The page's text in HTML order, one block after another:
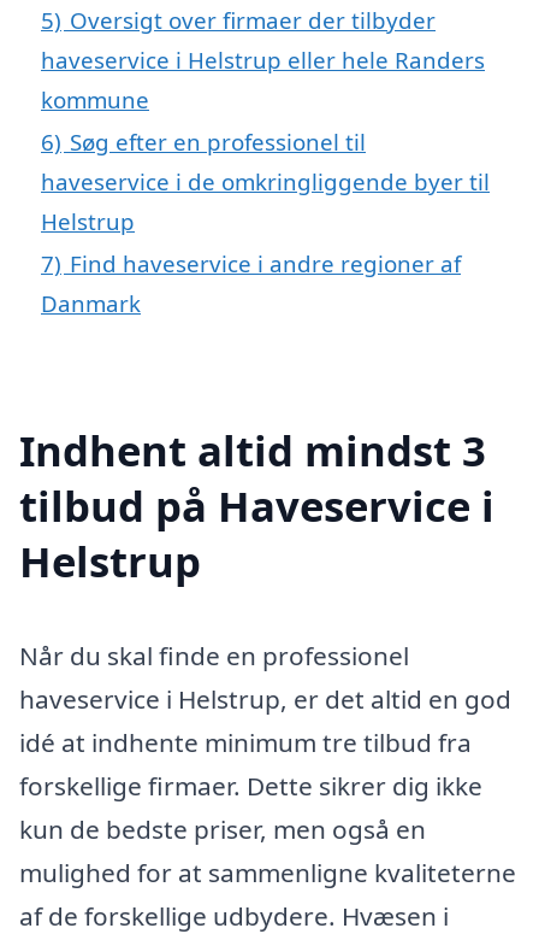
5) Oversigt over firmaer der tilbyder
haveservice i Helstrup eller hele Randers
kommune
6) Søg efter en professionel til
haveservice i de omkringliggende byer til
Helstrup
7) Find haveservice i andre regioner af
Danmark
Indhent altid mindst 3
tilbud på Haveservice i
Helstrup
Når du skal finde en professionel
haveservice i Helstrup, er det altid en god
idé at indhente minimum tre tilbud fra
forskellige firmaer. Dette sikrer dig ikke
kun de bedste priser, men også en
mulighed for at sammenligne kvaliteterne
af de forskellige udbydere. Hvæsen i